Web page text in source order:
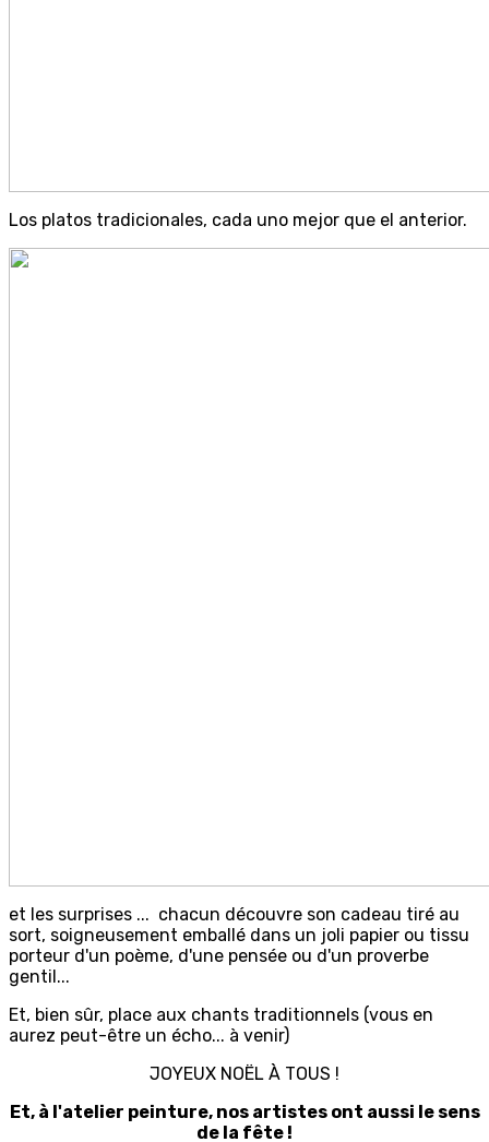
Los platos tradicionales, cada uno mejor que el anterior.
et les surprises ... chacun découvre son cadeau tiré au
sort, soigneusement emballé dans un joli papier ou tissu
porteur d'un poème, d'une pensée ou d'un proverbe
gentil...
Et, bien sûr, place aux chants traditionnels (vous en
aurez peut-être un écho... à venir)
JOYEUX NOËL À TOUS !
Et, à l'atelier peinture, nos artistes ont aussi le sens
de la fête !